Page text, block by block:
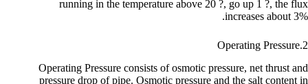
running in the temperature above 20 ?, go up 1 ?, the flux
increases about 3%.
2.Operating Pressure
Operating Pressure consists of osmotic pressure, net thrust and
pressure drop of pipe. Osmotic pressure and the salt content in